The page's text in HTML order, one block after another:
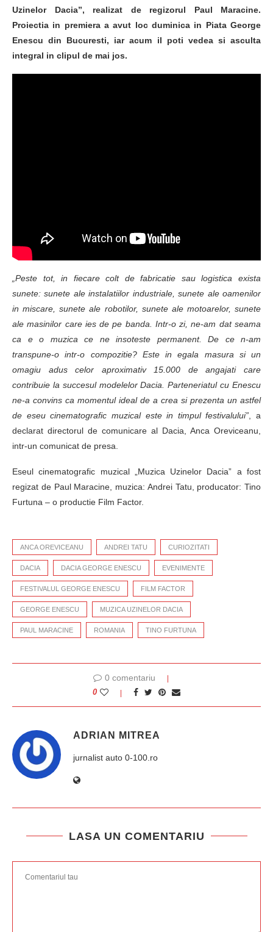
Uzinelor Dacia”, realizat de regizorul Paul Maracine.
Proiectia in premiera a avut loc duminica in Piata George
Enescu din Bucuresti, iar acum il poti vedea si asculta
integral in clipul de mai jos.
„Peste tot, in fiecare colt de fabricatie sau logistica exista
sunete: sunete ale instalatiilor industriale, sunete ale oamenilor
in miscare, sunete ale robotilor, sunete ale motoarelor, sunete
ale masinilor care ies de pe banda. Intr-o zi, ne-am dat seama
ca e o muzica ce ne insoteste permanent. De ce n-am
transpune-o intr-o compozitie? Este in egala masura si un
omagiu adus celor aproximativ 15.000 de angajati care
contribuie la succesul modelelor Dacia. Parteneriatul cu Enescu
ne-a convins ca momentul ideal de a crea si prezenta un astfel
de eseu cinematografic muzical este in timpul festivalului” , a
declarat directorul de comunicare al Dacia, Anca Oreviceanu,
intr-un comunicat de presa.
Eseul cinematografic muzical „Muzica Uzinelor Dacia” a fost
regizat de Paul Maracine, muzica: Andrei Tatu, producator: Tino
Furtuna – o productie Film Factor.
ANCA OREVICEANU ANDREI TATU CURIOZITATI
DACIA DACIA GEORGE ENESCU EVENIMENTE
FESTIVALUL GEORGE ENESCU FILM FACTOR
GEORGE ENESCU MUZICA UZINELOR DACIA
PAUL MARACINE ROMANIA TINO FURTUNA
0 comentariu
0
ADRIAN MITREA
jurnalist auto 0-100.ro
LASA UN COMENTARIU